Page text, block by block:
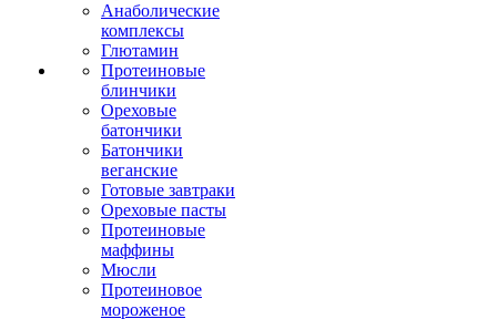
Анаболические
комплексы
Глютамин
Протеиновые
блинчики
Ореховые
батончики
Батончики
веганские
Готовые завтраки
Ореховые пасты
Протеиновые
маффины
Мюсли
Протеиновое
мороженое